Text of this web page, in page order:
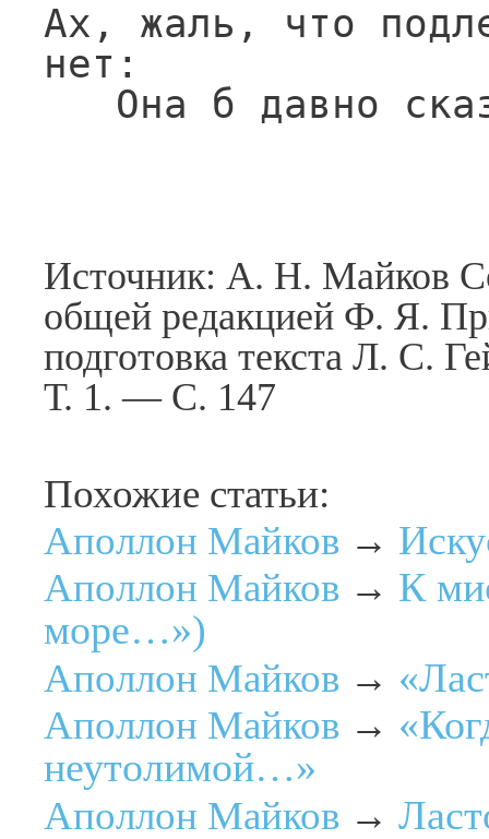
Ах, жаль, что
нет:
Она б давно
Источник: А. Н. Майков
общей редакцией Ф. Я.
подготовка текста Л. С.
Т. 1. — С. 147
Похожие статьи:
Аполлон Майков →
Аполлон Майков → К
море…»)
Аполлон Майков →
Аполлон Майков →
неутолимой…»
Аполлон Майков →